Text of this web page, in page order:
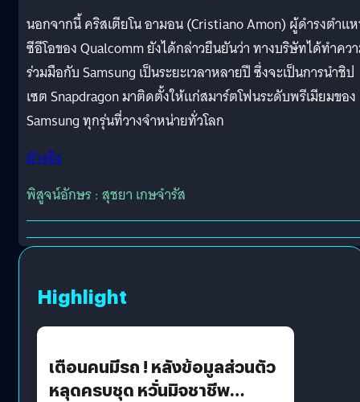
นอกจากนี้ คริสเตียโน อามอน (Cristiano Amon) ผู้ดำรงตำแ
ซีอีโอของ Qualcomm ยังได้กล่าวยืนยันว่า ทางบริษัทได้ทำคว
ร่วมมือกับ Samsung เป็นระยะเวลาหลายปี ซึ่งจะเป็นการนำชิป
เซต Snapdragon มาติดตั้งให้แก่สมาร์ตโฟนระดับพรีเมียมของ
Samsung ทุกรุ่นที่วางจำหน่ายทั่วโลก
อ้างอิง
พิสูจน์อักษร : สุชยา เกษจำรัส
Highlight
เตือนคนมีรถ ! หลังข้อมูลส่วนตัว
หลุดครบชุด หวั่นมิจชาชีพ